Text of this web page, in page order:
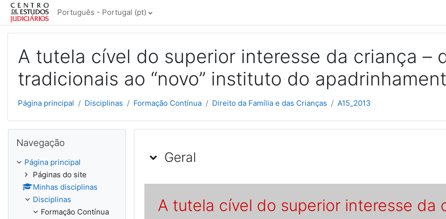
Ir para o conteúdo principal
Português - Portugal ‎(pt)‎
A tutela cível do superior interesse da criança –
tradicionais ao “novo” instituto do
Página principal Disciplinas Formação Contínua Direito da Família e das Crianças A15_2013
Lista de tópicos
Geral
A tutela cível do superior interesse da
Navegação
Página principal
Páginas do site
Minhas disciplinas
Disciplinas
Formação Contínua